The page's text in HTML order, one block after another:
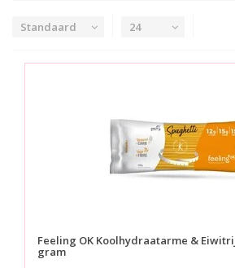
Standaard 24
Feeling OK Koolhydraatarme &
gram